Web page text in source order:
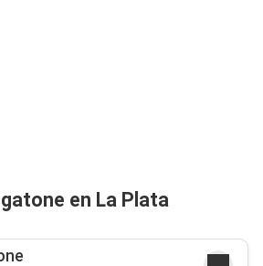
en La Plata